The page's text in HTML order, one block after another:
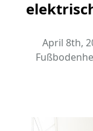
April 8th,